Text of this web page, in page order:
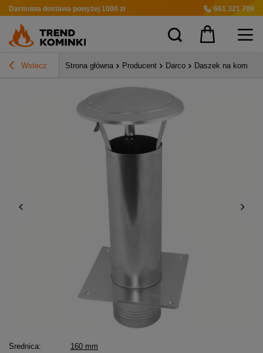
Darmowa dostawa powyżej 1000 zł 661 321 709
Wstecz Strona główna Producent Darco Daszek na komin
Średnica 160 mm